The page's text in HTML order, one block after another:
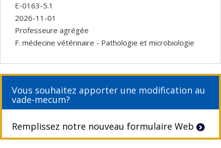
E-0163-5.1
2026-11-01
Professeure agrégée
F. médecine vétérinaire - Pathologie et microbiologie
Vous souhaitez apporter une modification au
vade-mecum?
Remplissez notre nouveau formulaire Web